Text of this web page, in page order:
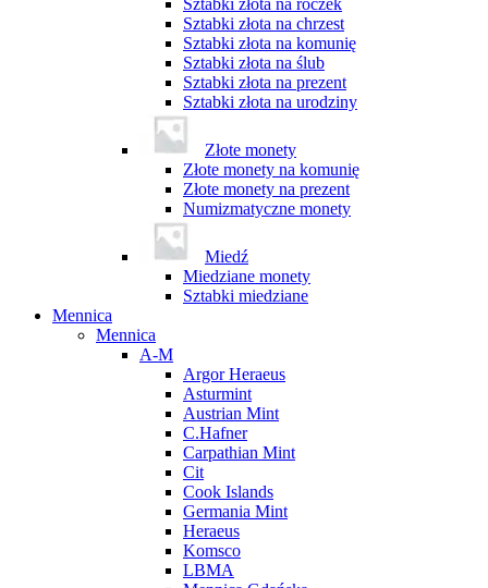
Sztabki złota na roczek
Sztabki złota na chrzest
Sztabki złota na komunię
Sztabki złota na ślub
Sztabki złota na prezent
Sztabki złota na urodziny
Złote monety
Złote monety na komunię
Złote monety na prezent
Numizmatyczne monety
Miedź
Miedziane monety
Sztabki miedziane
Mennica
Mennica
A-M
Argor Heraeus
Asturmint
Austrian Mint
C.Hafner
Carpathian Mint
Cit
Cook Islands
Germania Mint
Heraeus
Komsco
LBMA